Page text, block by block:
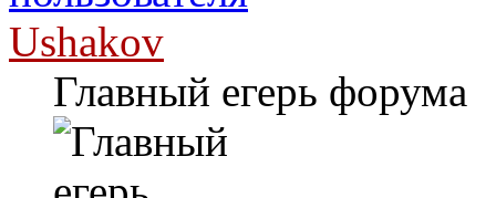
Ushakov
Главный егерь форума